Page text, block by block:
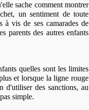
sache comment montrer
un sentiment de toute
à vis de ses camarades de
parents des autres enfants
quelles sont les limites
et lorsque la ligne rouge
d'utiliser des sanctions, au
simple.